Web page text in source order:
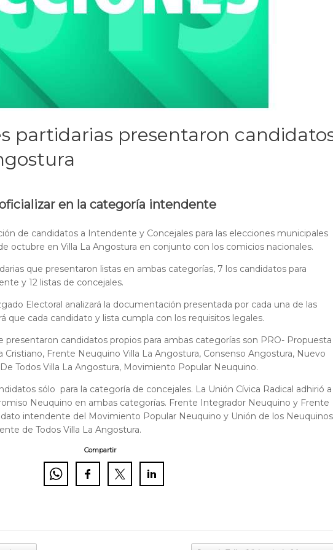
partidarias presentaron
en la categoría intendente
de candidatos a Intendente y Concejales para las elecciones municipales
octubre en Villa La Angostura en conjunto con los comicios nacionales.
que presentaron listas en ambas categorías, 7 los candidatos para
y 12 listas de concejales.
Electoral analizará la documentación presentada por cada una de las
que cada candidato y lista cumpla con los requisitos legales.
presentaron candidatos propios para ambas categorías son PRO- Propuesta
Frente Neuquino Villa La Angostura, Consenso Angostura, Nuevo
Todos Villa La Angostura, Movimiento Popular Neuquino.
sólo para la categoría de concejales. La Unión Cívica Radical adhirió a
Neuquino en ambas categorías. Frente Integrador Neuquino y Frente
intendente del Movimiento Popular Neuquino y Unión de los Neuquinos
de Todos Villa La Angostura.
Compartir